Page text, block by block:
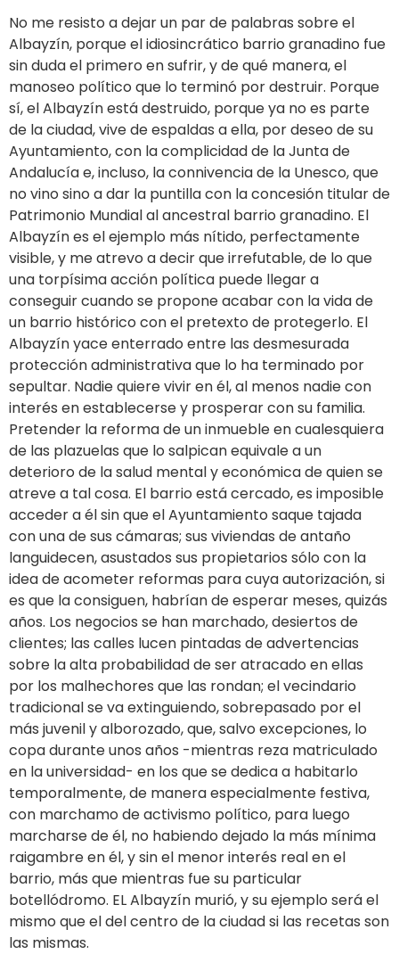
No me resisto a dejar un par de palabras sobre el
Albayzín, porque el idiosincrático barrio granadino fue
sin duda el primero en sufrir, y de qué manera, el
manoseo político que lo terminó por destruir. Porque
sí, el Albayzín está destruido, porque ya no es parte
de la ciudad, vive de espaldas a ella, por deseo de su
Ayuntamiento, con la complicidad de la Junta de
Andalucía e, incluso, la connivencia de la Unesco, que
no vino sino a dar la puntilla con la concesión titular de
Patrimonio Mundial al ancestral barrio granadino. El
Albayzín es el ejemplo más nítido, perfectamente
visible, y me atrevo a decir que irrefutable, de lo que
una torpísima acción política puede llegar a
conseguir cuando se propone acabar con la vida de
un barrio histórico con el pretexto de protegerlo. El
Albayzín yace enterrado entre las desmesurada
protección administrativa que lo ha terminado por
sepultar. Nadie quiere vivir en él, al menos nadie con
interés en establecerse y prosperar con su familia.
Pretender la reforma de un inmueble en cualesquiera
de las plazuelas que lo salpican equivale a un
deterioro de la salud mental y económica de quien se
atreve a tal cosa. El barrio está cercado, es imposible
acceder a él sin que el Ayuntamiento saque tajada
con una de sus cámaras; sus viviendas de antaño
languidecen, asustados sus propietarios sólo con la
idea de acometer reformas para cuya autorización, si
es que la consiguen, habrían de esperar meses, quizás
años. Los negocios se han marchado, desiertos de
clientes; las calles lucen pintadas de advertencias
sobre la alta probabilidad de ser atracado en ellas
por los malhechores que las rondan; el vecindario
tradicional se va extinguiendo, sobrepasado por el
más juvenil y alborozado, que, salvo excepciones, lo
copa durante unos años -mientras reza matriculado
en la universidad- en los que se dedica a habitarlo
temporalmente, de manera especialmente festiva,
con marchamo de activismo político, para luego
marcharse de él, no habiendo dejado la más mínima
raigambre en él, y sin el menor interés real en el
barrio, más que mientras fue su particular
botellódromo. EL Albayzín murió, y su ejemplo será el
mismo que el del centro de la ciudad si las recetas son
las mismas.